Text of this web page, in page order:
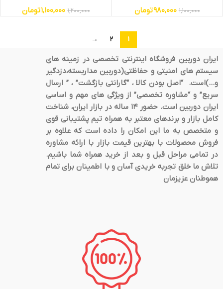
1,100,000
980,000تومان 1,200,000
1,100,000تومان
1
2
→
ایران دوربین فروشگاه اینترنتی تخصصی در زمینه های
سیستم های امنیتی و حفاظتی(دوربین مداربسته،دزدگیر
و…)است. “اصل بودن کالا ، “گارانتی بازگشت” ، ” ارسال
سریع” و “مشاوره تخصصی” از ویژگی های مهم و اساسی
ایران دوربین است. حضور 14 ساله در بازار ایران، شناخت
کامل بازار و برندهای معتبر به همراه تیم پشتیبانی قوی
و متخصص به ما این امکان را داده است که علاوه بر
فروش محصولات با بهترین قیمت بازار با ارائه مشاوره
در تمامی مراحل قبل و بعد از خرید همراه شما باشیم.
تلاش ما خلق تجربه خریدی آسان و با اطمینان برای تمام
هموطنان عزیزمان